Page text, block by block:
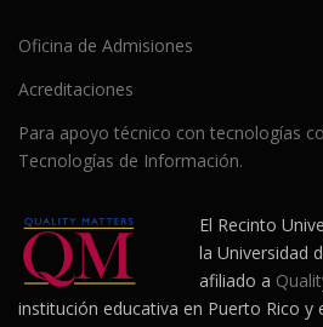
Oficina de Admisiones
Acreditaciones
Para apoyo técnico con tecnologías
Tecnologías de Información.
El Recinto
la Universidad
afiliado a
institución educativa en Puerto Rico y